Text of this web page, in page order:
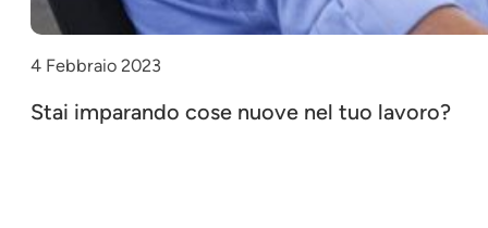
4 Febbraio 2023
Stai imparando cose nuove nel tuo lavoro?